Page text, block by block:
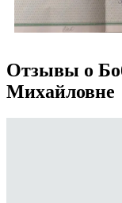
Отзывы о
Михайловне